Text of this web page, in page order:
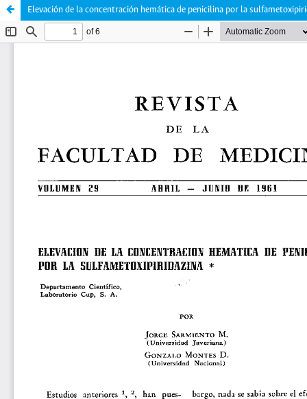
Elevación de la concentración hemática de penicilina por la